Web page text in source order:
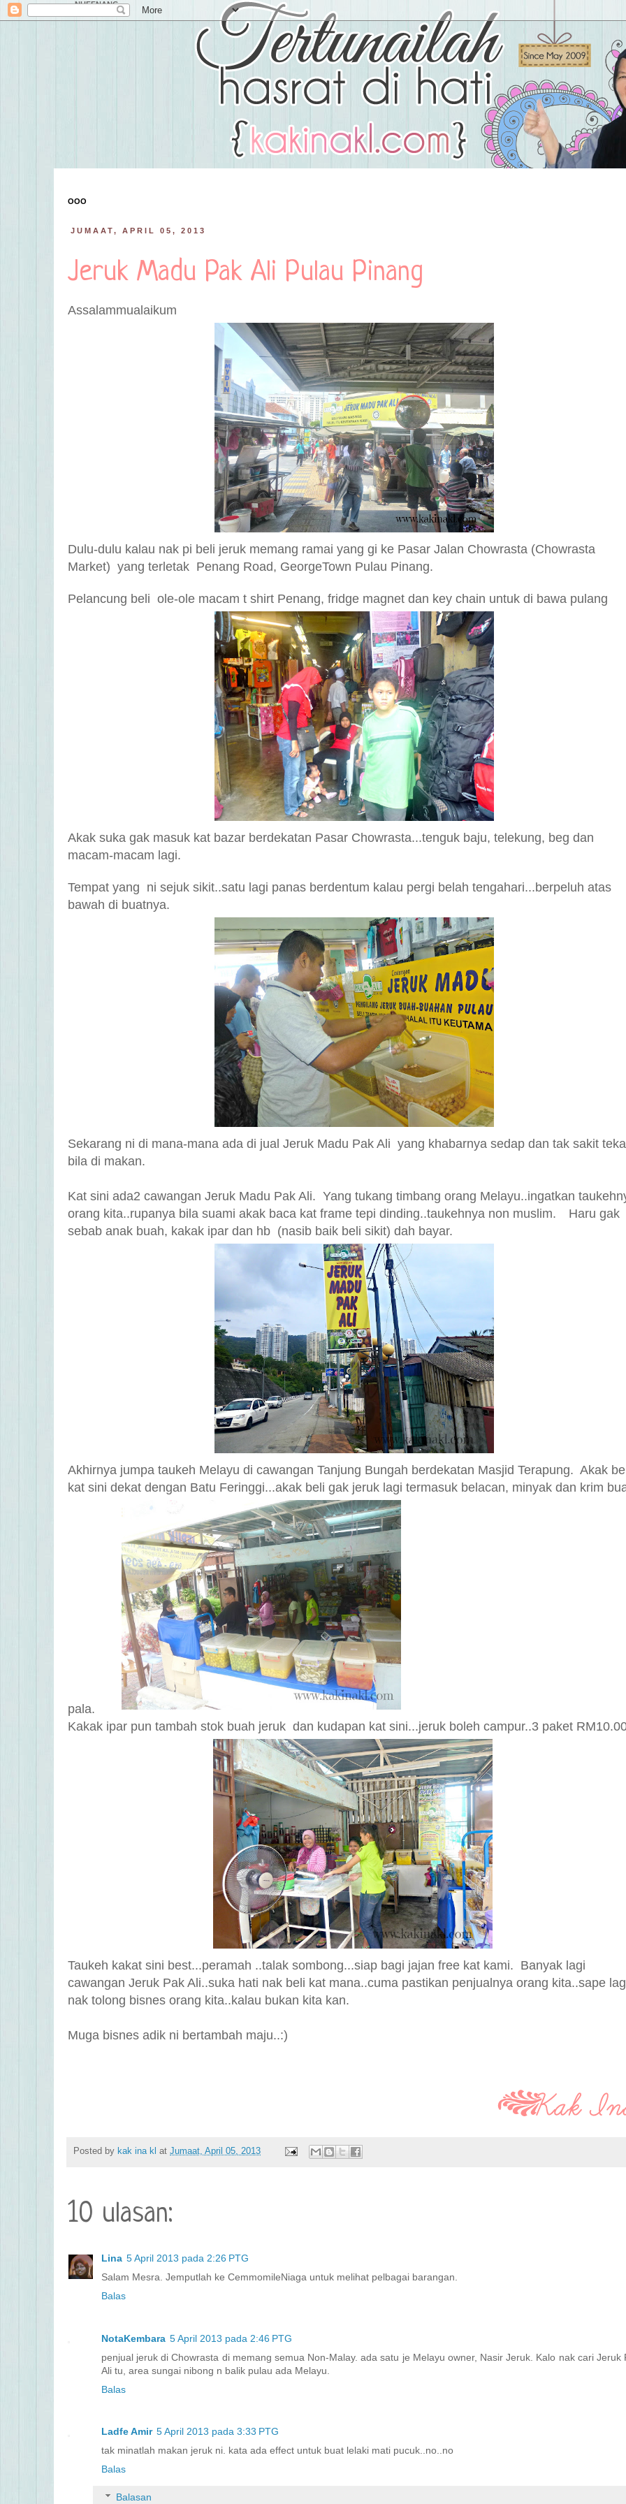
NUFFNANG
OOO
JUMAAT, APRIL 05, 2013
Jeruk Madu Pak Ali Pulau Pinang
Assalammualaikum
Dulu-dulu kalau nak pi beli jeruk memang ramai yang gi ke Pasar Jalan Chowrasta (Chowrasta
Market) yang terletak Penang Road, GeorgeTown Pulau Pinang.
Pelancung beli ole-ole macam t shirt Penang, fridge magnet dan key chain untuk di bawa pulang
Akak suka gak masuk kat bazar berdekatan Pasar Chowrasta...tenguk baju, telekung, beg dan
macam-macam lagi.
Tempat yang ni sejuk sikit..satu lagi panas berdentum kalau pergi belah tengahari...berpeluh atas
bawah di buatnya.
Sekarang ni di mana-mana ada di jual Jeruk Madu Pak Ali yang khabarnya sedap dan tak sakit
bila di makan.
Kat sini ada2 cawangan Jeruk Madu Pak Ali. Yang tukang timbang orang Melayu..ingatkan
orang kita..rupanya bila suami akak baca kat frame tepi dinding..taukehnya non muslim.
Haru gak
sebab anak buah, kakak ipar dan hb (nasib baik beli sikit) dah bayar.
Akhirnya jumpa taukeh Melayu di cawangan Tanjung Bungah berdekatan Masjid Terapung. Akak
kat sini dekat dengan Batu Feringgi...akak beli gak jeruk lagi termasuk belacan, minyak dan krim
pala.
Kakak ipar pun tambah stok buah jeruk dan kudapan kat sini...jeruk boleh campur..3 paket
Taukeh kakat sini best...peramah ..talak sombong...siap bagi jajan free kat kami. Banyak lagi
cawangan Jeruk Pak Ali..suka hati nak beli kat mana..cuma pastikan penjualnya orang kita..sape
nak tolong bisnes orang kita..kalau bukan kita kan.
Muga bisnes adik ni bertambah maju..:)
Posted by kak ina kl at Jumaat, April 05, 2013
10 ulasan:
Lina 5 April 2013 pada 2:26 PTG
Salam Mesra. Jemputlah ke CemmomileNiaga untuk melihat pelbagai barangan.
Balas
NotaKembara 5 April 2013 pada 2:46 PTG
penjual jeruk di Chowrasta di memang semua Non-Malay. ada satu je Melayu owner, Nasir Jeruk. Kalo nak cari Jeruk
Ali tu, area sungai nibong n balik pulau ada Melayu.
Balas
Ladfe Amir 5 April 2013 pada 3:33 PTG
tak minatlah makan jeruk ni. kata ada effect untuk buat lelaki mati pucuk..no..no
Balas
Balasan